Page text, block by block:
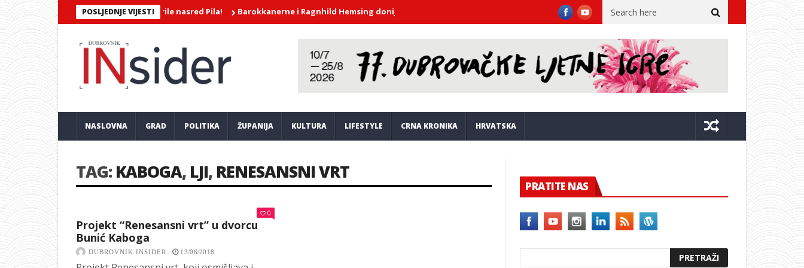
POSLJEDNJE VIJESTI
SNIMKA/Dvije djevojke mokrile nasred Pila! Barokkanerne i Ragnhild Hemsing donijeli duh barokne glazbe u atrij Kneževa dvora Župan sa suradnicima u Kninu na 31. obljetnici VRO Oluja
NASLOVNA GRAD POLITIKA ŽUPANIJA KULTURA LIFESTYLE CRNA KRONIKA HRVATSKA
TAG:KABOGA, LJI, RENESANSNI VRT
0
Projekt “Renesansni vrt” u dvorcu
Bunić Kaboga
DUBROVNIK INSIDER 13/06/2018
PRATITE NAS